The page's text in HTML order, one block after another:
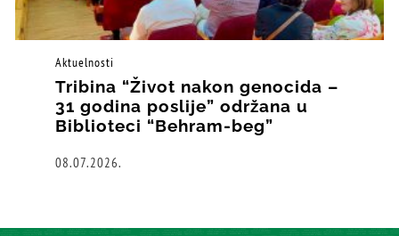
Aktuelnosti
Tribina “Život nakon genocida –
31 godina poslije” održana u
Biblioteci “Behram-beg”
08.07.2026.